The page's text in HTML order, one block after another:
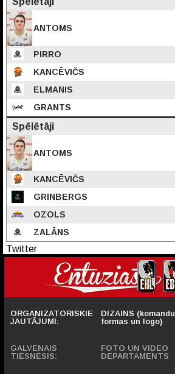
ANTOMS
PIRRO
KANCĒVIČS
ELMANIS
GRANTS
Spēlētāji
ANTOMS
KANCĒVIČS
GRINBERGS
OZOLS
ZALĀNS
Twitter
ORGANIZATORISKIE
JAUTĀJUMI:
GALVENAIS
TIESNESIS:
DIZAINS (komandu
formas un logo)
FOTO UN VIDEO
DEPARTAMENTS